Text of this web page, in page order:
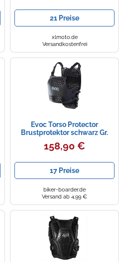
21 Preise
xlmoto.de
Versandkostenfrei
Evoc Torso Protector
Brustprotektor schwarz Gr.
158,90 €
17 Preise
biker-boarder.de
Versand ab 4,99 €